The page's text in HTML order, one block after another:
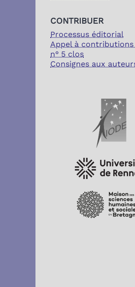
CONTRIBUER
Processus éditorial
Appel à
n° 5 clos
Consignes aux
PARTENAIRES